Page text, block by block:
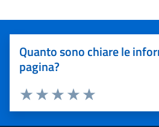
Quanto sono chiare le
pagina?
Valuta 5 stelle su
Valuta 4 stelle su 5
Valuta 3 stelle su 5
Valuta 2 stelle su 5
Valuta 1 stelle su 5